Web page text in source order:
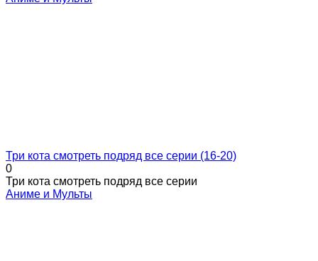
Три кота смотреть подряд все серии (16-20)
0
Три кота смотреть подряд все серии
Аниме и Мульты